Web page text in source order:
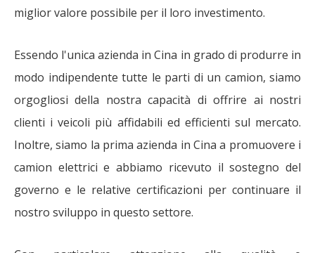
miglior valore possibile per il loro investimento.
Essendo l'unica azienda in Cina in grado di produrre in
modo indipendente tutte le parti di un camion, siamo
orgogliosi della nostra capacità di offrire ai nostri
clienti i veicoli più affidabili ed efficienti sul mercato.
Inoltre, siamo la prima azienda in Cina a promuovere i
camion elettrici e abbiamo ricevuto il sostegno del
governo e le relative certificazioni per continuare il
nostro sviluppo in questo settore.